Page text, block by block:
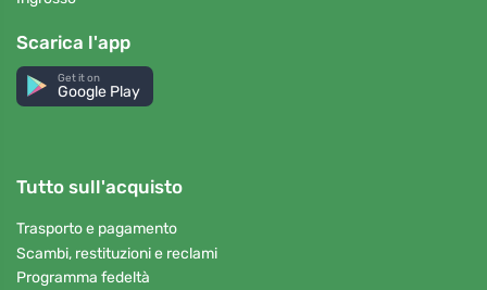
Scarica l'app
Get it on
Google Play
Tutto sull'acquisto
Trasporto e pagamento
Scambi, restituzioni e reclami
Programma fedeltà